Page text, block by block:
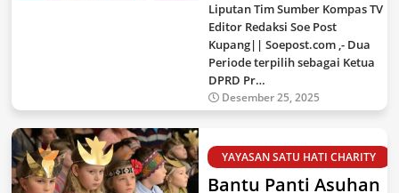
Liputan Tim Sumber Kompas TV
Editor Redaksi Soe Post
Kupang|| Soepost.com ,- Dua
Periode terpilih sebagai Ketua
DPRD Pr…
Desember 25, 2025
YAYASAN SATU HATI CHARITY
Bantu Panti Asuhan